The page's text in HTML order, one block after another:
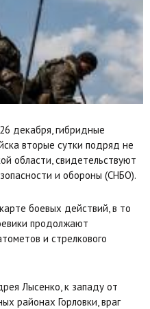
декабря, гибридные
вторые сутки подряд не
области, свидетельствуют
и обороны (СНБО).
боевых действий, в то
продолжают
и стрелкового
Лысенко, к западу от
районах Горловки, враг